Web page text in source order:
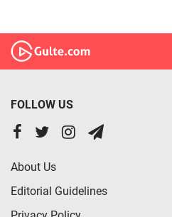
FOLLOW US
About Us
Editorial Guidelines